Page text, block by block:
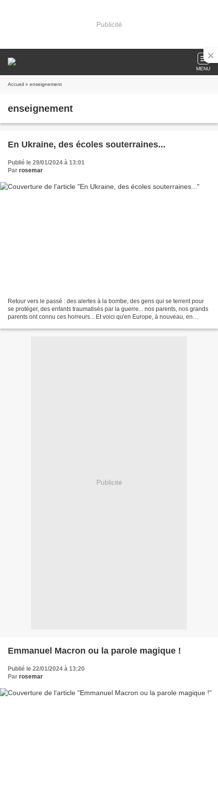
Publicité
MENU
Accueil » enseignement
enseignement
En Ukraine, des écoles souterraines...
Publié le 29/01/2024 à 13:01
Par rosemar
Retour vers le passé : des alertes à la bombe, des gens qui se terrent pour
se protéger, des enfants traumatisés par la guerre... nos parents, nos grands
parents ont connu ces horreurs... Et voici qu'en Europe, à nouveau, en
Publicité
Emmanuel Macron ou la parole magique !
Publié le 22/01/2024 à 13:20
Par rosemar